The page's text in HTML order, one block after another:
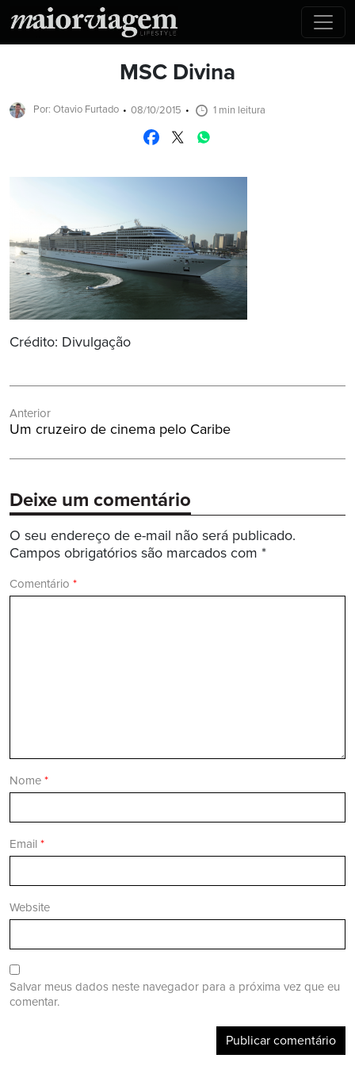
MSC Divina
Por: Otavio Furtado 08/10/2015 1 min leitura
Crédito: Divulgação
de
Anterior
Post
Um cruzeiro de cinema pelo Caribe
Deixe um comentário
O seu endereço de e-mail não será publicado.
Campos obrigatórios são marcados com *
Comentário *
Nome *
Email *
Website
Salvar meus dados neste navegador para a próxima vez que eu
comentar.